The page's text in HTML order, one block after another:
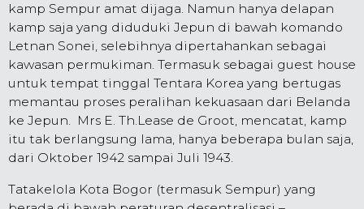
kamp Sempur amat dijaga. Namun hanya delapan
kamp saja yang diduduki Jepun di bawah komando
Letnan Sonei, selebihnya dipertahankan sebagai
kawasan permukiman. Termasuk sebagai guest house
untuk tempat tinggal Tentara Korea yang bertugas
memantau proses peralihan kekuasaan dari Belanda
ke Jepun. Mrs E. Th.Lease de Groot, mencatat, kamp
itu tak berlangsung lama, hanya beberapa bulan saja,
dari Oktober 1942 sampai Juli 1943.
Tatakelola Kota Bogor (termasuk Sempur) yang